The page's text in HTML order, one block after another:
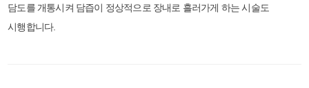
담도를 개통시켜 담즙이 정상적으로 장내로 흘러가게 하는 시술도
시행합니다.